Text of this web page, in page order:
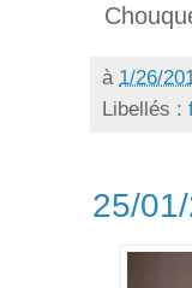
à 1/26/
Libellés :
25/